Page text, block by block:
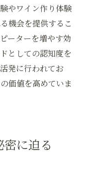
やワイン作り体験
機会を提供するこ
ーターを増やす効
としての認知度を
発に行われてお
価値を高めていま
に迫る